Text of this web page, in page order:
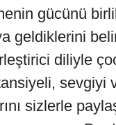
gücünü
geldiklerini
diliyle
sevgiyi
sizlerle